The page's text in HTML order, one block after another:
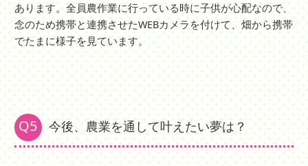
あります。全員農作業に行っている時に子供が心配なので、
念のため携帯と連携させたWEBカメラを付けて、畑から携帯
でたまに様子を見ています。
Q5 今後、農業を通して叶えたい夢は？